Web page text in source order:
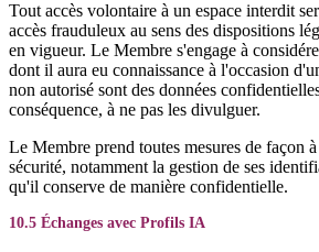
Tout accès volontaire à un espace interdit
accès frauduleux au sens des dispositions
en vigueur. Le Membre s'engage à
dont il aura eu connaissance à l'occasion
non autorisé sont des données
conséquence, à ne pas les divulguer.
Le Membre prend toutes mesures de façon
sécurité, notamment la gestion de ses
qu'il conserve de manière confidentielle.
10.5 Échanges avec Profils IA